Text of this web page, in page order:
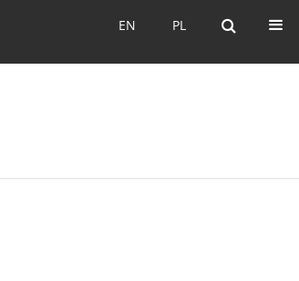
PL
EN PL
EN